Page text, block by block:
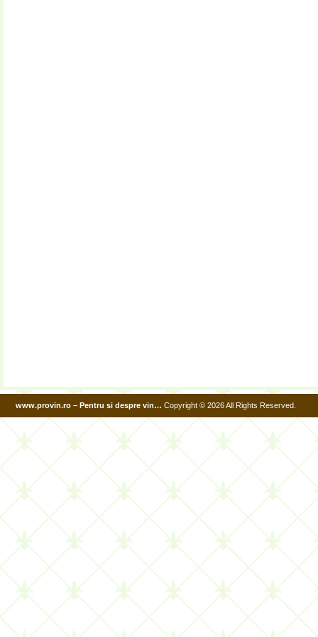
www.provin.ro – Pentru si despre vin… Copyright © 2026 All Rights Reserved.